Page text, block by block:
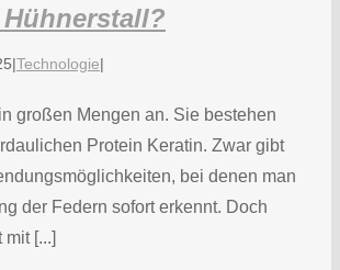
|Technologie|
großen Mengen an. Sie bestehen
Protein Keratin. Zwar gibt
bei denen man
der Federn sofort erkennt. Doch
[...]